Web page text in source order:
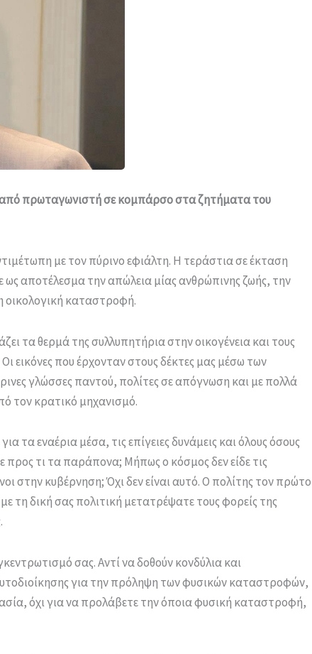
από πρωταγωνιστή σε κομπάρσο στα ζητήματα του
με τον πύρινο εφιάλτη. Η τεράστια σε έκταση
ως αποτέλεσμα την απώλεια μίας ανθρώπινης ζωής, την
οικολογική καταστροφή.
τα θερμά της συλλυπητήρια στην οικογένεια και τους
εικόνες που έρχονταν στους δέκτες μας μέσω των
γλώσσες παντού, πολίτες σε απόγνωση και με πολλά
τον κρατικό μηχανισμό.
τα εναέρια μέσα, τις επίγειες δυνάμεις και όλους όσους
τι τα παράπονα; Μήπως ο κόσμος δεν είδε τις
στην κυβέρνηση; Όχι δεν είναι αυτό. Ο πολίτης τον πρώτο
τη δική σας πολιτική μετατρέψατε τους φορείς της
σας. Αντί να δοθούν κονδύλια και
για την πρόληψη των φυσικών καταστροφών,
όχι για να προλάβετε την όποια φυσική καταστροφή,